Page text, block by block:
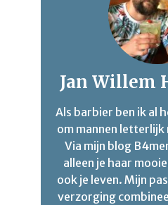
Jan Willem
Als barbier ben ik al
om mannen letterlijk
Via mijn blog
alleen je haar
ook je leven. Mijn
verzorging